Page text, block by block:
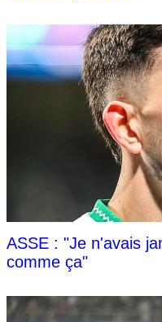
ASSE : "Je n'avais
comme ça"